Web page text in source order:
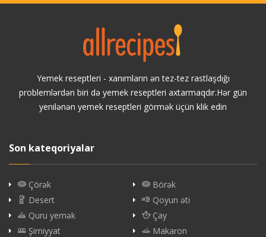
Yemek reseptleri - xanımların ən tez-tez rastlaşdığı
problemlərdən biri də yemek reseptleri axtarmaqdır.Hər gün
yenilənən yemek reseptleri görmək üçün klik edin
Son kateqoriyalar
Çörək
Börək
Desert
Qoyun əti
Quru yemək
Çay
Şirniyyat
Makaron